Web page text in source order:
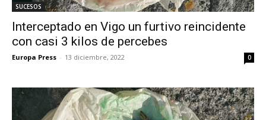
SUCESOS
Interceptado en Vigo un furtivo reincidente
con casi 3 kilos de percebes
Europa Press - 13 diciembre, 2022 0